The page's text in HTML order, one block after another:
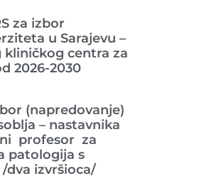
za izbor
u Sarajevu –
centra za
2026-2030
(napredovanje)
– nastavnika
profesor za
patologija s
izvršioca/